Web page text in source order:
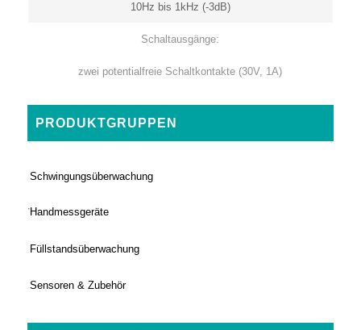
10Hz bis 1kHz (-3dB)
Schaltausgänge:
zwei potentialfreie Schaltkontakte (30V, 1A)
PRODUKTGRUPPEN
Schwingungsüberwachung
Handmessgeräte
Füllstandsüberwachung
Sensoren & Zubehör